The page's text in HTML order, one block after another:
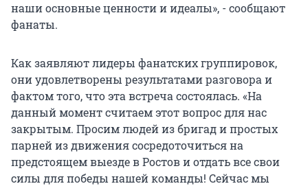
наши основные ценности и идеалы», - сообщают
фанаты.
Как заявляют лидеры фанатских группировок,
они удовлетворены результатами разговора и
фактом того, что эта встреча состоялась. «На
данный момент считаем этот вопрос для нас
закрытым. Просим людей из бригад и простых
парней из движения сосредоточиться на
предстоящем выезде в Ростов и отдать все свои
силы для победы нашей команды! Сейчас мы